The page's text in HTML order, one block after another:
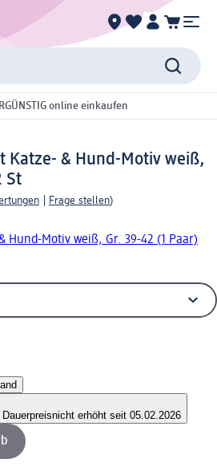
online einkaufen
Katze- & Hund-Motiv weiß,
St
Frage stellen)
Hund-Motiv weiß, Gr. 39-42 (1 Paar)
nicht erhöht seit 05.02.2026